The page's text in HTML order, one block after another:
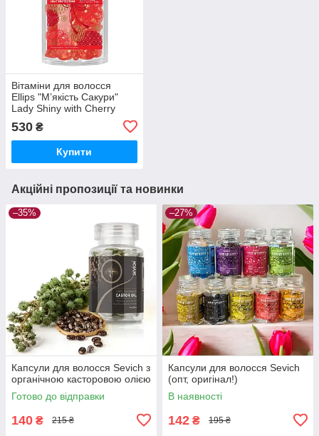
Вітаміни для волосся
Ellips "М’якість Сакури"
Lady Shiny with Cherry
530 ₴
Купити
Акційні пропозиції та новинки
–35%
Капсули для волосся Sevich з
органічною касторовою олією
Готово до відправки
140 ₴ 215 ₴
–27%
Капсули для волосся Sevich
(опт, оригінал!)
В наявності
142 ₴ 195 ₴